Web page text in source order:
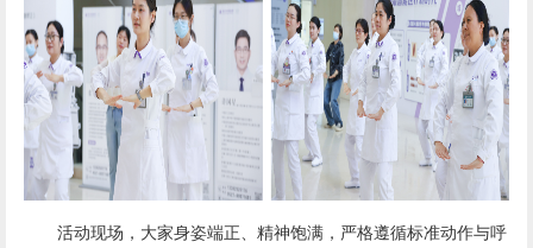
活动现场，大家身姿端正、精神饱满，严格遵循标准动作与呼